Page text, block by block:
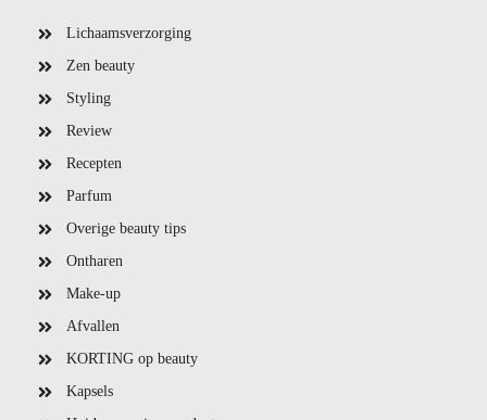
Lichaamsverzorging
Zen beauty
Styling
Review
Recepten
Parfum
Overige beauty tips
Ontharen
Make-up
Afvallen
KORTING op beauty
Kapsels